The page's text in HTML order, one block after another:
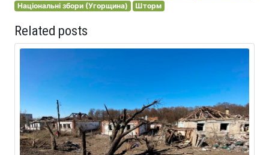
Національні збори (Угорщина)
Шторм
Related posts